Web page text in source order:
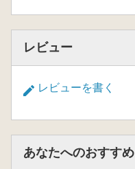
レビュー
レビューを書く
あなたへのおすすめ